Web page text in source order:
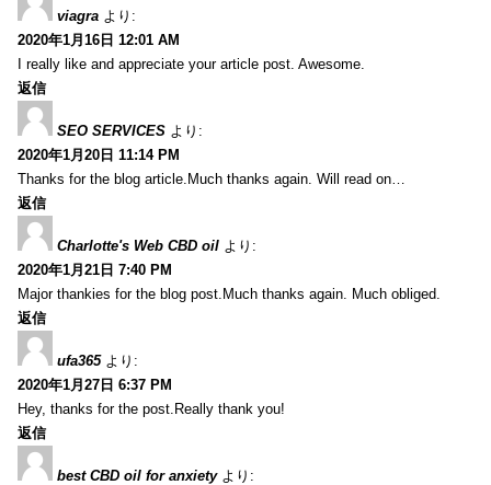
viagra より:
2020年1月16日 12:01 AM
I really like and appreciate your article post. Awesome.
返信
SEO SERVICES より:
2020年1月20日 11:14 PM
Thanks for the blog article.Much thanks again. Will read on…
返信
Charlotte's Web CBD oil より:
2020年1月21日 7:40 PM
Major thankies for the blog post.Much thanks again. Much obliged.
返信
ufa365 より:
2020年1月27日 6:37 PM
Hey, thanks for the post.Really thank you!
返信
best CBD oil for anxiety より: